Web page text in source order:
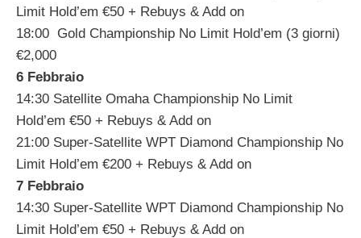
Limit Hold’em €50 + Rebuys & Add on
18:00 Gold Championship No Limit Hold’em (3 giorni)
€2,000
6 Febbraio
14:30 Satellite Omaha Championship No Limit
Hold’em €50 + Rebuys & Add on
21:00 Super-Satellite WPT Diamond Championship No
Limit Hold’em €200 + Rebuys & Add on
7 Febbraio
14:30 Super-Satellite WPT Diamond Championship No
Limit Hold’em €50 + Rebuys & Add on